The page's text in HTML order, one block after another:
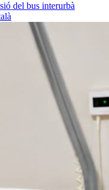
del bus interurbà